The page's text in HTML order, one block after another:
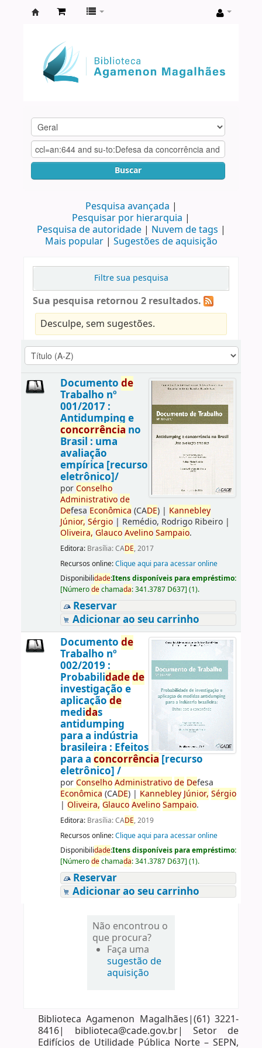
Agamenon
Magalhães
Buscar
Pesquisa avançada
Pesquisar por hierarquia
Pesquisa de autoridade
Nuvem de tags
Mais popular
Sugestões de aquisição
Filtre sua pesquisa
Sua pesquisa retornou 2 resultados.
Desculpe, sem sugestões.
Documento de
Trabalho nº
001/2017 :
Antidumping e
concorrência no
Brasil : uma
avaliação
empírica [recurso
eletrônico]/
porConselho
Administrativo de
Defesa Econômica (CADE)| Kannebley
Júnior, Sérgio| Remédio, Rodrigo Ribeiro|
Oliveira, Glauco Avelino Sampaio.
Editora: Brasília: CADE, 2017
Recursos online:Clique aqui para acessar online
Disponibilidade:Itens disponíveis para empréstimo:
[Númerodechamada:341.3787 D637] (1).
Reservar
Adicionar ao seu carrinho
Documento de
Trabalho nº
002/2019 :
Probabilidadede
investigação e
aplicação de
medidas
antidumping
para a indústria
brasileira : Efeitos
para a concorrência [recurso
eletrônico] /
porConselho Administrativo de Defesa
Econômica (CADE)| Kannebley Júnior, Sérgio
| Oliveira, Glauco Avelino Sampaio.
Editora: Brasília: CADE, 2019
Recursos online:Clique aqui para acessar online
Disponibilidade:Itens disponíveis para empréstimo:
[Númerodechamada:341.3787 D637] (1).
Reservar
Adicionar ao seu carrinho
Não encontrou o
que procura?
Faça uma
sugestão de
aquisição
Biblioteca Agamenon Magalhães|(61) 3221-
8416| biblioteca@cade.gov.br| Setor de
Edifícios de Utilidade Pública Norte – SEPN,